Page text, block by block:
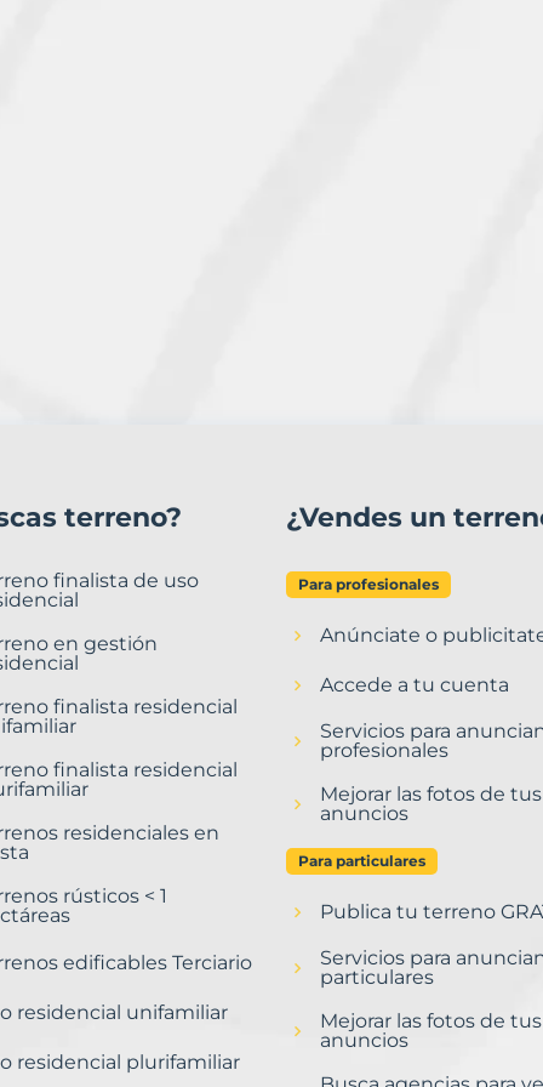
terreno?
finalista de uso
en gestión
finalista residencial
finalista residencial
residenciales en
rústicos < 1
edificables Terciario
residencial unifamiliar
residencial plurifamiliar
¿Vendes un
Para profesionales
Anúnciate o
Accede a tu cuenta
Servicios para
profesionales
Mejorar las fotos de tus
anuncios
Para particulares
Publica tu terreno
Servicios para
particulares
Mejorar las fotos de tus
anuncios